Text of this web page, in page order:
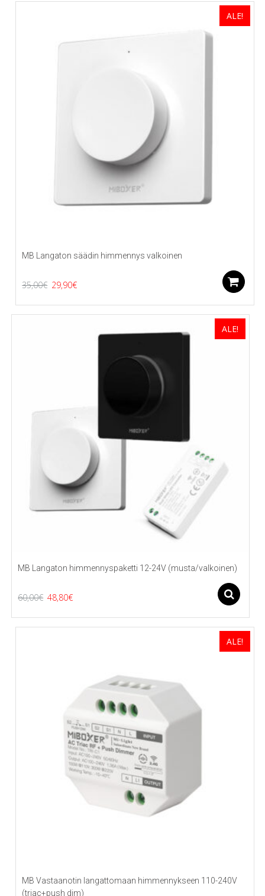
ALE!
MB Langaton säädin himmennys valkoinen
35,00€ Alkuperäinen
hinta
oli:
29,90€
hinta
on:
29,90€.
ALE!
MB Langaton himmennyspaketti 12-24V (musta/valkoinen)
60,00€ Alkuperäinen
hinta
oli:
48,80€
hinta
on:
tuotteella
ALE!
MB Vastaanotin langattomaan himmennykseen 110-240V
(triac+push dim)